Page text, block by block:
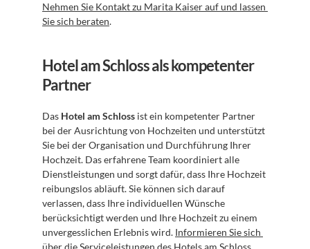
Nehmen Sie Kontakt zu Marita Kaiser auf und lassen
Sie sich beraten.
Hotel am Schloss als kompetenter
Partner
Das Hotel am Schloss ist ein kompetenter Partner
bei der Ausrichtung von Hochzeiten und unterstützt
Sie bei der Organisation und Durchführung Ihrer
Hochzeit. Das erfahrene Team koordiniert alle
Dienstleistungen und sorgt dafür, dass Ihre Hochzeit
reibungslos abläuft. Sie können sich darauf
verlassen, dass Ihre individuellen Wünsche
berücksichtigt werden und Ihre Hochzeit zu einem
unvergesslichen Erlebnis wird. Informieren Sie sich
über die Serviceleistungen des Hotels am Schloss